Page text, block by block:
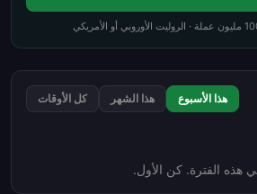
هذا الأسبوع هذا الشهر كل الأوقات
هذه الفترة. كن الأول.